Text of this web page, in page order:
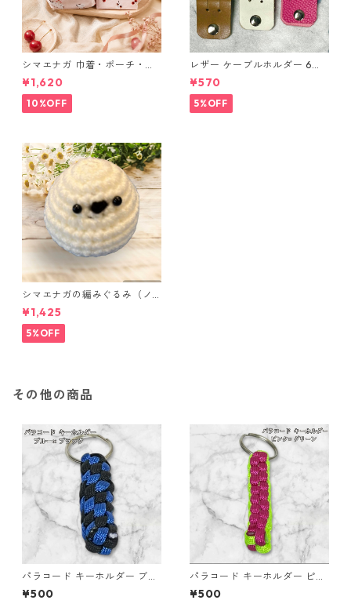
シマエナガ 巾着・ポーチ・ミ
ニポーチ(カード収納にも) ３
点セット さくらんぼ柄×淡いピ
ンク
¥1,620
10%OFF
レザー ケーブルホルダー 6個
セット
¥570
5%OFF
シマエナガの編みぐるみ（ノ
ーマル）
¥1,425
5%OFF
その他の商品
パラコード キーホルダー ブル
ー ブラック 編み込み s31
¥500
パラコード キーホルダー ピン
ク グリーン 編み込み s30
¥500